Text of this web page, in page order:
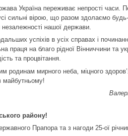
Україна переживає непрості
сильні вірою, що разом здолаємо
незалежності нашої держави.
успіхів в усіх справах і
праця на благо рідної Вінниччини та
та процвітання.
родинам мирного неба, міцного
майбутньому!
району!
Прапора та з нагоди 25-ої